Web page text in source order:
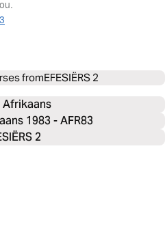
fromEFESIËRS 2
Afrikaans
1983 - AFR83
2